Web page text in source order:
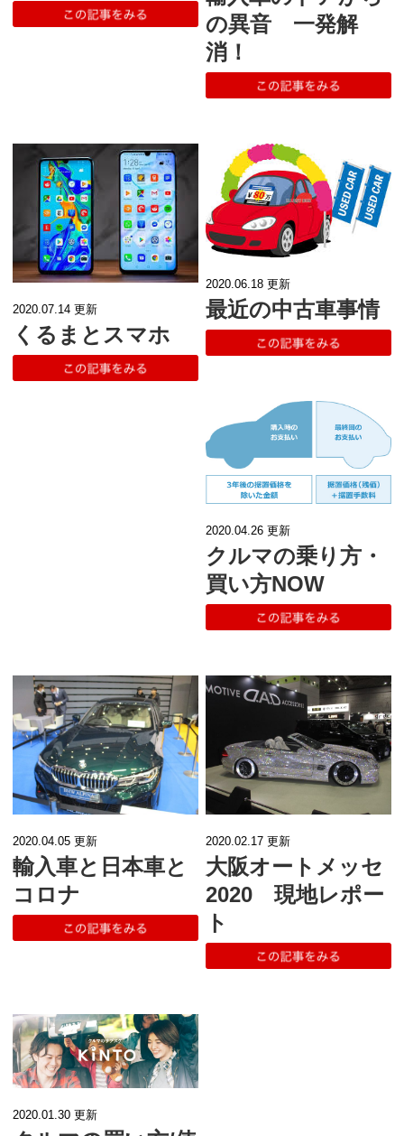
の異音 一発解
消！
2020.07.14 更新
くるまとスマホ
2020.06.18 更新
最近の中古車事情
2020.04.26 更新
クルマの乗り方・
買い方NOW
2020.04.05 更新
輸入車と日本車と
コロナ
2020.02.17 更新
大阪オートメッセ
2020 現地レポー
ト
2020.01.30 更新